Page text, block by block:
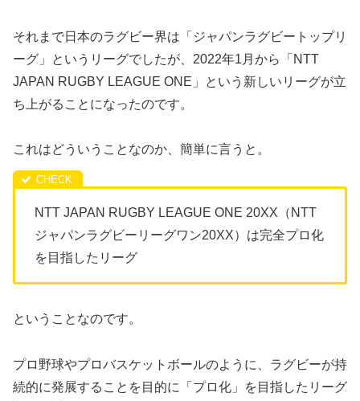
それまで日本のラグビー界は「ジャパンラグビートップリ
ーグ」というリーグでしたが、2022年1月から「NTT
JAPAN RUGBY LEAGUE ONE」という新しいリーグが立
ち上がることになったのです。
これはどういうことなのか、簡単に言うと。
NTT JAPAN RUGBY LEAGUE ONE 20XX（NTT
ジャパンラグビーリーグワン20XX）は完全プロ化
を目指したリーグ
ということなのです。
プロ野球やプロバスケットボールのように、ラグビーが持
続的に発展することを目的に「プロ化」を目指したリーグ